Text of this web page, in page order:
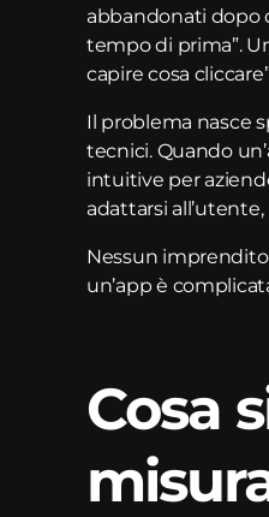
abbandonati dopo
tempo di prima”.
capire cosa
Il problema nasce
tecnici. Quando
intuitive per
adattarsi
Nessun
un’app è
Cosa